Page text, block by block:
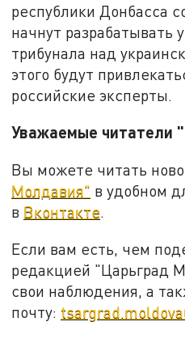
республики Донбасса
начнут разрабатывать
трибунала над
этого будут
российские эксперты.
Уважаемые читатели
Вы можете читать
Молдавия" в удобном
в Вконтакте.
Если вам есть, чем
редакцией "Царьград
свои наблюдения, а
почту: